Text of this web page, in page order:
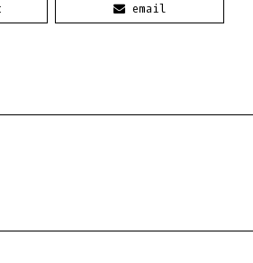
email